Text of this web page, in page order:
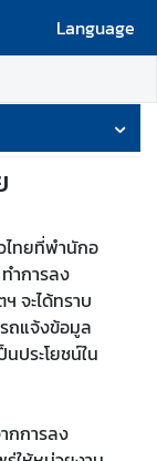
Language
ไทยที่พำนักอ
ำการลง
จะได้ทราบ
ถแจ้งข้อมูล
ประโยชน์ใน
กการลง